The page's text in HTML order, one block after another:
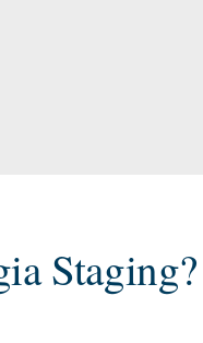
Staging?